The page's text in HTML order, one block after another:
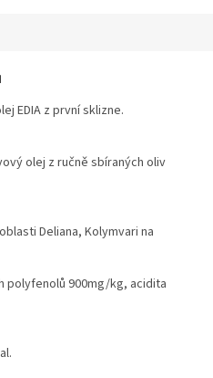
EDIA z první sklizne.
olej z ručně sbíraných oliv
Deliana, Kolymvari na
polyfenolů 900mg/kg, acidita